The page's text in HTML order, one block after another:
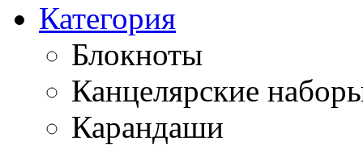
Категория
Блокноты
Канцелярские
Карандаши